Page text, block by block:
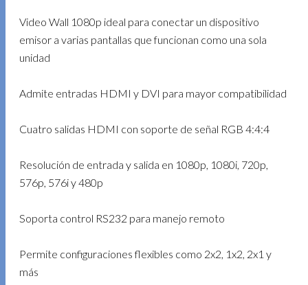
Video Wall 1080p ideal para conectar un dispositivo
emisor a varias pantallas que funcionan como una sola
unidad
Admite entradas HDMI y DVI para mayor compatibilidad
Cuatro salidas HDMI con soporte de señal RGB 4:4:4
Resolución de entrada y salida en 1080p, 1080i, 720p,
576p, 576i y 480p
Soporta control RS232 para manejo remoto
Permite configuraciones flexibles como 2x2, 1x2, 2x1 y
más